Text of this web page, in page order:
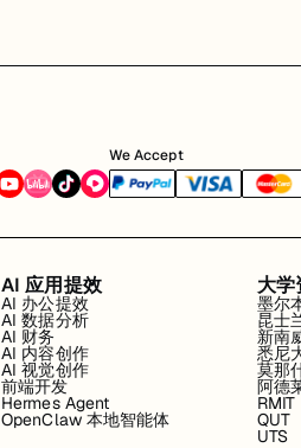
We Accept
AI 应用提效
AI 办公提效
AI 数据分析
AI 财务
AI 内容创作
AI 视觉创作
前端开发
Hermes Agent
OpenClaw 本地智能体
大学
墨尔
昆士
新南
悉尼
莫那
阿德
RMIT
QUT
UTS